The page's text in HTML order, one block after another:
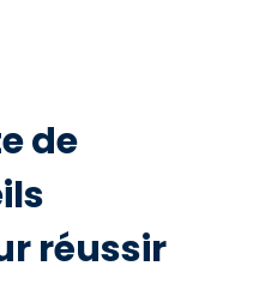
de
réussir